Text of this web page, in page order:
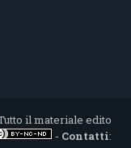
il materiale edito
- Contatti: